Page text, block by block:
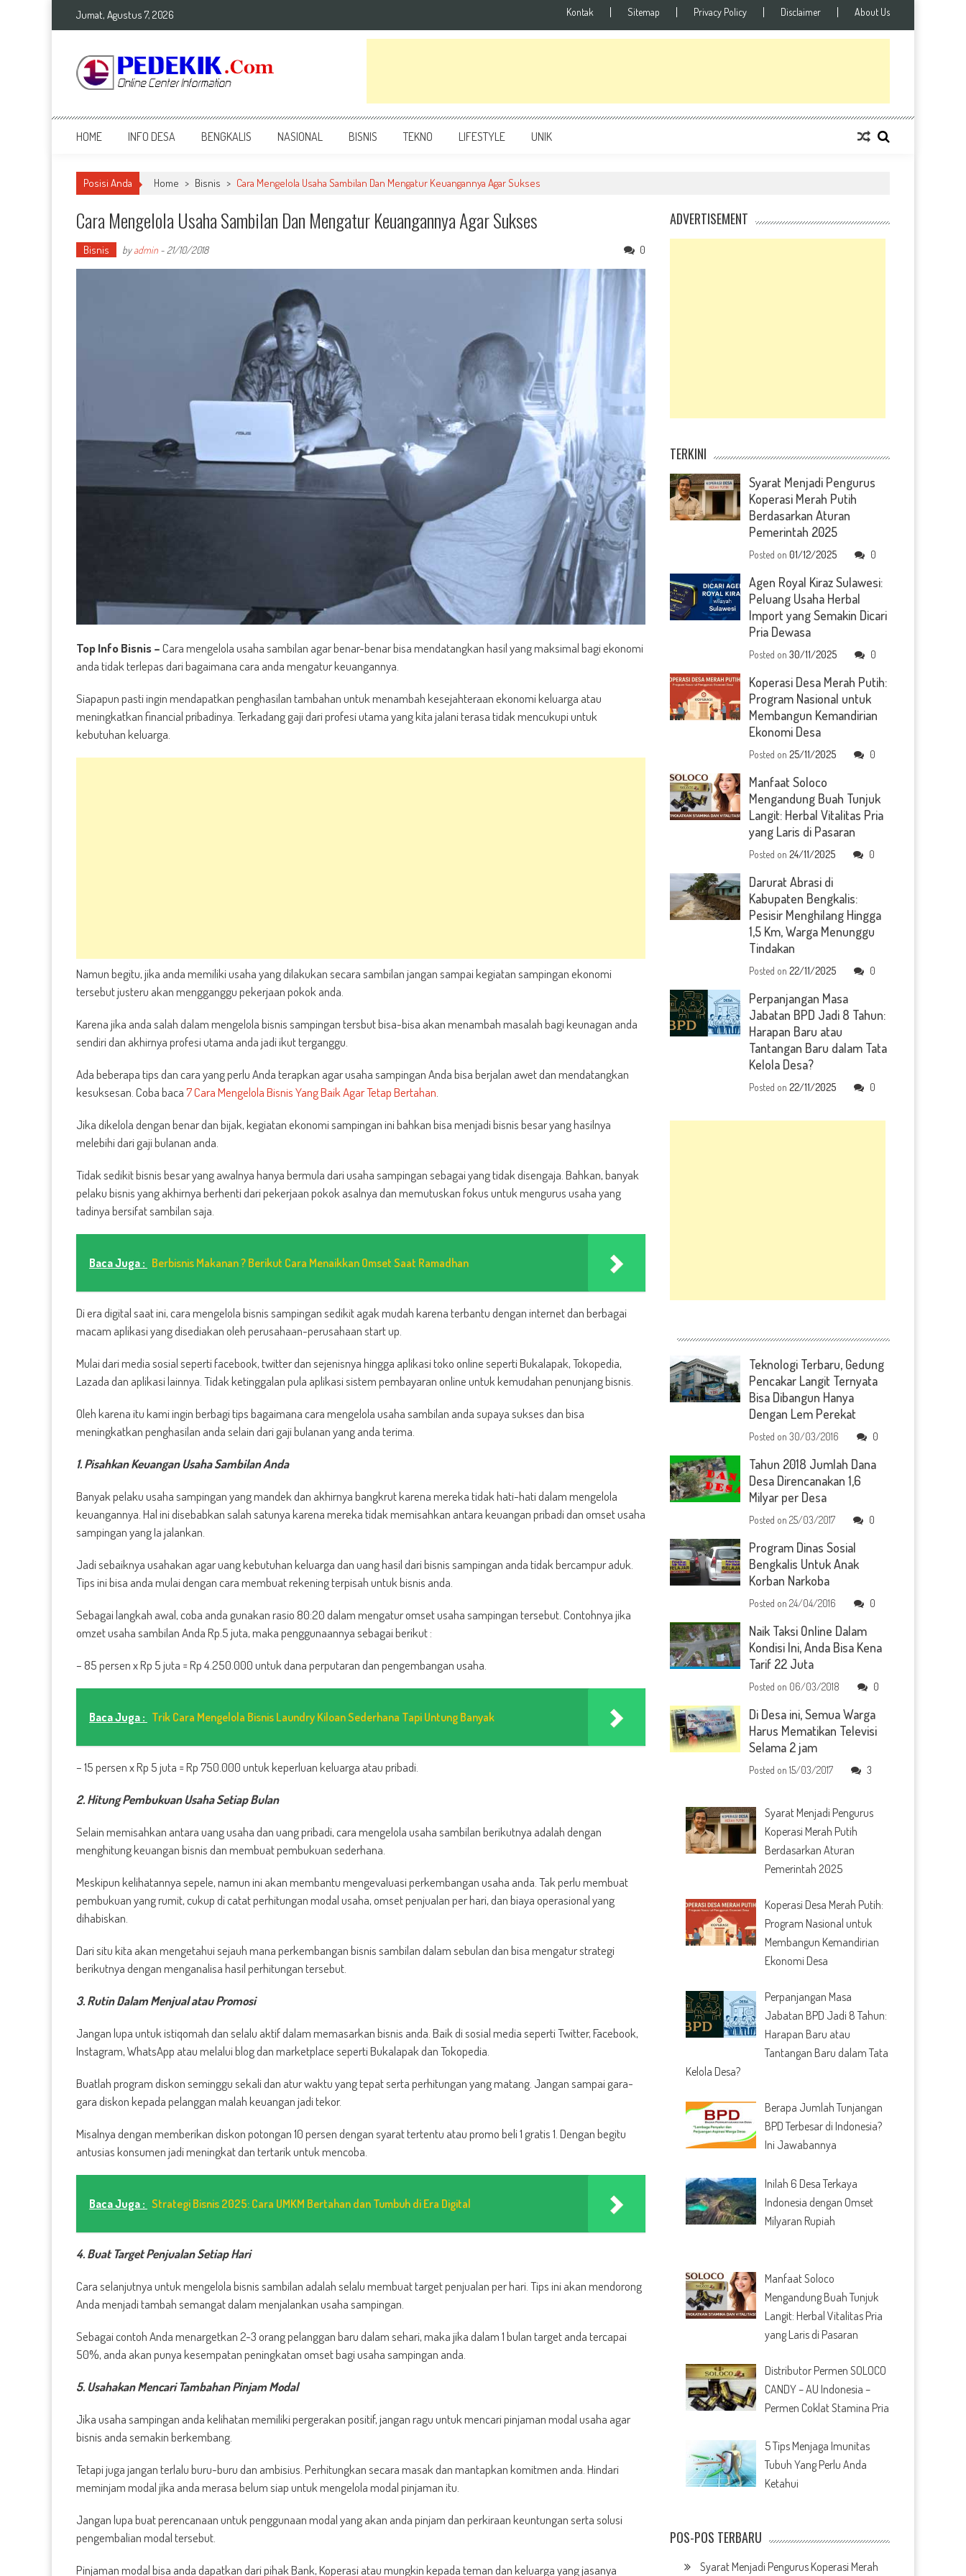
Jumat, Agustus 7, 2026 Kontak Sitemap Privacy Policy Disclaimer About Us
Top Info
HOME INFO DESA BENGKALIS NASIONAL BISNIS TEKNO LIFESTYLE UNIK
Posisi Anda Home > Bisnis > Cara Mengelola Usaha Sambilan Dan Mengatur Keuangannya Agar Sukses
Cara Mengelola Usaha Sambilan Dan Mengatur Keuangannya Agar Sukses
Bisnis byadmin - 21/10/2018 0
Top Info Bisnis –Cara mengelola usaha sambilan agar benar-benar bisa mendatangkan hasil yang maksimal bagi ekonomi
anda tidak terlepas dari bagaimana cara anda mengatur keuangannya.
Siapapun pasti ingin mendapatkan penghasilan tambahan untuk menambah kesejahteraan ekonomi keluarga atau
meningkatkan financial pribadinya. Terkadang gaji dari profesi utama yang kita jalani terasa tidak mencukupi untuk
kebutuhan keluarga.
Namun begitu, jika anda memiliki usaha yang dilakukan secara sambilan jangan sampai kegiatan sampingan ekonomi
tersebut justeru akan mengganggu pekerjaan pokok anda.
Karena jika anda salah dalam mengelola bisnis sampingan tersbut bisa-bisa akan menambah masalah bagi keunagan anda
sendiri dan akhirnya profesi utama anda jadi ikut terganggu.
Ada beberapa tips dan cara yang perlu Anda terapkan agar usaha sampingan Anda bisa berjalan awet dan mendatangkan
kesuksesan. Coba baca7 Cara Mengelola Bisnis Yang Baik Agar Tetap Bertahan.
Jika dikelola dengan benar dan bijak, kegiatan ekonomi sampingan ini bahkan bisa menjadi bisnis besar yang hasilnya
melebihi dari gaji bulanan anda.
Tidak sedikit bisnis besar yang awalnya hanya bermula dari usaha sampingan sebagai yang tidak disengaja. Bahkan, banyak
pelaku bisnis yang akhirnya berhenti dari pekerjaan pokok asalnya dan memutuskan fokus untuk mengurus usaha yang
tadinya bersifat sambilan saja.
Baca Juga : Berbisnis Makanan ? Berikut Cara Menaikkan Omset Saat Ramadhan
Di era digital saat ini, cara mengelola bisnis sampingan sedikit agak mudah karena terbantu dengan internet dan berbagai
macam aplikasi yang disediakan oleh perusahaan-perusahaan start up.
Mulai dari media sosial seperti facebook, twitter dan sejenisnya hingga aplikasi toko online seperti Bukalapak, Tokopedia,
Lazada dan aplikasi lainnya. Tidak ketinggalan pula aplikasi sistem pembayaran online untuk kemudahan penunjang bisnis.
Oleh karena itu kami ingin berbagi tips bagaimana cara mengelola usaha sambilan anda supaya sukses dan bisa
meningkatkan penghasilan anda selain dari gaji bulanan yang anda terima.
1. Pisahkan Keuangan Usaha Sambilan Anda
Banyak pelaku usaha sampingan yang mandek dan akhirnya bangkrut karena mereka tidak hati-hati dalam mengelola
keuangannya. Hal ini disebabkan salah satunya karena mereka tidak memisahkan antara keuangan pribadi dan omset usaha
sampingan yang Ia jalankan.
Jadi sebaiknya usahakan agar uang kebutuhan keluarga dan uang hasil dari bisnis sampingan anda tidak bercampur aduk.
Tips ini bisa anda mulai dengan cara membuat rekening terpisah untuk bisnis anda.
Sebagai langkah awal, coba anda gunakan rasio 80:20 dalam mengatur omset usaha sampingan tersebut. Contohnya jika
omzet usaha sambilan Anda Rp.5 juta, maka penggunaannya sebagai berikut :
– 85 persen x Rp 5 juta = Rp 4.250.000 untuk dana perputaran dan pengembangan usaha.
Baca Juga : Trik Cara Mengelola Bisnis Laundry Kiloan Sederhana Tapi Untung Banyak
– 15 persen x Rp 5 juta = Rp 750.000 untuk keperluan keluarga atau pribadi.
2. Hitung Pembukuan Usaha Setiap Bulan
Selain memisahkan antara uang usaha dan uang pribadi, cara mengelola usaha sambilan berikutnya adalah dengan
menghitung keuangan bisnis dan membuat pembukuan sederhana.
Meskipun kelihatannya sepele, namun ini akan membantu mengevaluasi perkembangan usaha anda. Tak perlu membuat
pembukuan yang rumit, cukup di catat perhitungan modal usaha, omset penjualan per hari, dan biaya operasional yang
dihabiskan.
Dari situ kita akan mengetahui sejauh mana perkembangan bisnis sambilan dalam sebulan dan bisa mengatur strategi
berikutnya dengan menganalisa hasil perhitungan tersebut.
3. Rutin Dalam Menjual atau Promosi
Jangan lupa untuk istiqomah dan selalu aktif dalam memasarkan bisnis anda. Baik di sosial media seperti Twitter, Facebook,
Instagram, WhatsApp atau melalui blog dan marketplace seperti Bukalapak dan Tokopedia.
Buatlah program diskon seminggu sekali dan atur waktu yang tepat serta perhitungan yang matang. Jangan sampai gara-
gara diskon kepada pelanggan malah keuangan jadi tekor.
Misalnya dengan memberikan diskon potongan 10 persen dengan syarat tertentu atau promo beli 1 gratis 1. Dengan begitu
antusias konsumen jadi meningkat dan tertarik untuk mencoba.
Baca Juga : Strategi Bisnis 2025: Cara UMKM Bertahan dan Tumbuh di Era Digital
4. Buat Target Penjualan Setiap Hari
Cara selanjutnya untuk mengelola bisnis sambilan adalah selalu membuat target penjualan per hari. Tips ini akan mendorong
Anda menjadi tambah semangat dalam menjalankan usaha sampingan.
Sebagai contoh Anda menargetkan 2-3 orang pelanggan baru dalam sehari, maka jika dalam 1 bulan target anda tercapai
50%, anda akan punya kesempatan peningkatan omset bagi usaha sampingan anda.
5. Usahakan Mencari Tambahan Pinjam Modal
Jika usaha sampingan anda kelihatan memiliki pergerakan positif, jangan ragu untuk mencari pinjaman modal usaha agar
bisnis anda semakin berkembang.
Tetapi juga jangan terlalu buru-buru dan ambisius. Perhitungkan secara masak dan mantapkan komitmen anda. Hindari
meminjam modal jika anda merasa belum siap untuk mengelola modal pinjaman itu.
Jangan lupa buat perencanaan untuk penggunaan modal yang akan anda pinjam dan perkiraan keuntungan serta solusi
pengembalian modal tersebut.
Pinjaman modal bisa anda dapatkan dari pihak Bank, Koperasi atau mungkin kepada teman dan keluarga yang jasanya
ADVERTISEMENT
TERKINI
Syarat Menjadi Pengurus
Koperasi Merah Putih
Berdasarkan Aturan
Pemerintah 2025
Posted on01/12/2025 0
Agen Royal Kiraz Sulawesi:
Peluang Usaha Herbal
Import yang Semakin Dicari
Pria Dewasa
Posted on30/11/2025 0
Koperasi Desa Merah Putih:
Program Nasional untuk
Membangun Kemandirian
Ekonomi Desa
Posted on25/11/2025 0
Manfaat Soloco
Mengandung Buah Tunjuk
Langit: Herbal Vitalitas Pria
yang Laris di Pasaran
Posted on24/11/2025 0
Darurat Abrasi di
Kabupaten Bengkalis:
Pesisir Menghilang Hingga
1,5 Km, Warga Menunggu
Tindakan
Posted on22/11/2025 0
Perpanjangan Masa
Jabatan BPD Jadi 8 Tahun:
Harapan Baru atau
Tantangan Baru dalam Tata
Kelola Desa?
Posted on22/11/2025 0
Teknologi Terbaru, Gedung
Pencakar Langit Ternyata
Bisa Dibangun Hanya
Dengan Lem Perekat
Posted on30/03/2016 0
Tahun 2018 Jumlah Dana
Desa Direncanakan 1,6
Milyar per Desa
Posted on25/03/2017 0
Program Dinas Sosial
Bengkalis Untuk Anak
Korban Narkoba
Posted on24/04/2016 0
Naik Taksi Online Dalam
Kondisi Ini, Anda Bisa Kena
Tarif 22 Juta
Posted on 06/03/2018 0
Di Desa ini, Semua Warga
Harus Mematikan Televisi
Selama 2 jam
Posted on15/03/2017 3
Syarat Menjadi Pengurus
Koperasi Merah Putih
Berdasarkan Aturan
Pemerintah 2025
Koperasi Desa Merah Putih:
Program Nasional untuk
Membangun Kemandirian
Ekonomi Desa
Perpanjangan Masa
Jabatan BPD Jadi 8 Tahun:
Harapan Baru atau
Tantangan Baru dalam Tata
Kelola Desa?
Berapa Jumlah Tunjangan
BPD Terbesar di Indonesia?
Ini Jawabannya
Inilah 6 Desa Terkaya
Indonesia dengan Omset
Milyaran Rupiah
Manfaat Soloco
Mengandung Buah Tunjuk
Langit: Herbal Vitalitas Pria
yang Laris di Pasaran
Distributor Permen SOLOCO
CANDY – AU Indonesia –
Permen Coklat Stamina Pria
5 Tips Menjaga Imunitas
Tubuh Yang Perlu Anda
Ketahui
POS-POS TERBARU
Syarat Menjadi Pengurus Koperasi Merah